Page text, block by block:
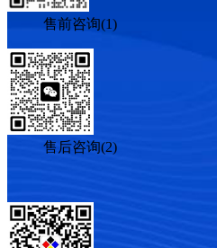
售前咨询(1)
售后咨询(2)